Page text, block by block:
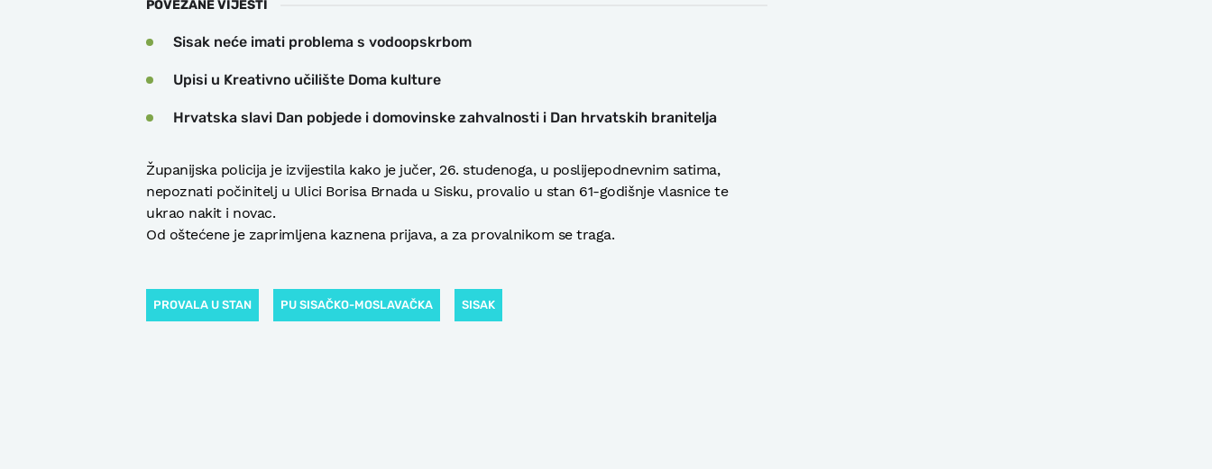
POVEZANE VIJESTI
Sisak neće imati problema s vodoopskrbom
Upisi u Kreativno učilište Doma kulture
Hrvatska slavi Dan pobjede i domovinske zahvalnosti i Dan hrvatskih branitelja
Županijska policija je izvijestila kako je jučer, 26. studenoga, u poslijepodnevnim satima,
nepoznati počinitelj u Ulici Borisa Brnada u Sisku, provalio u stan 61-godišnje vlasnice te
ukrao nakit i novac.
Od oštećene je zaprimljena kaznena prijava, a za provalnikom se traga.
PROVALA U STAN PU SISAČKO-MOSLAVAČKA SISAK